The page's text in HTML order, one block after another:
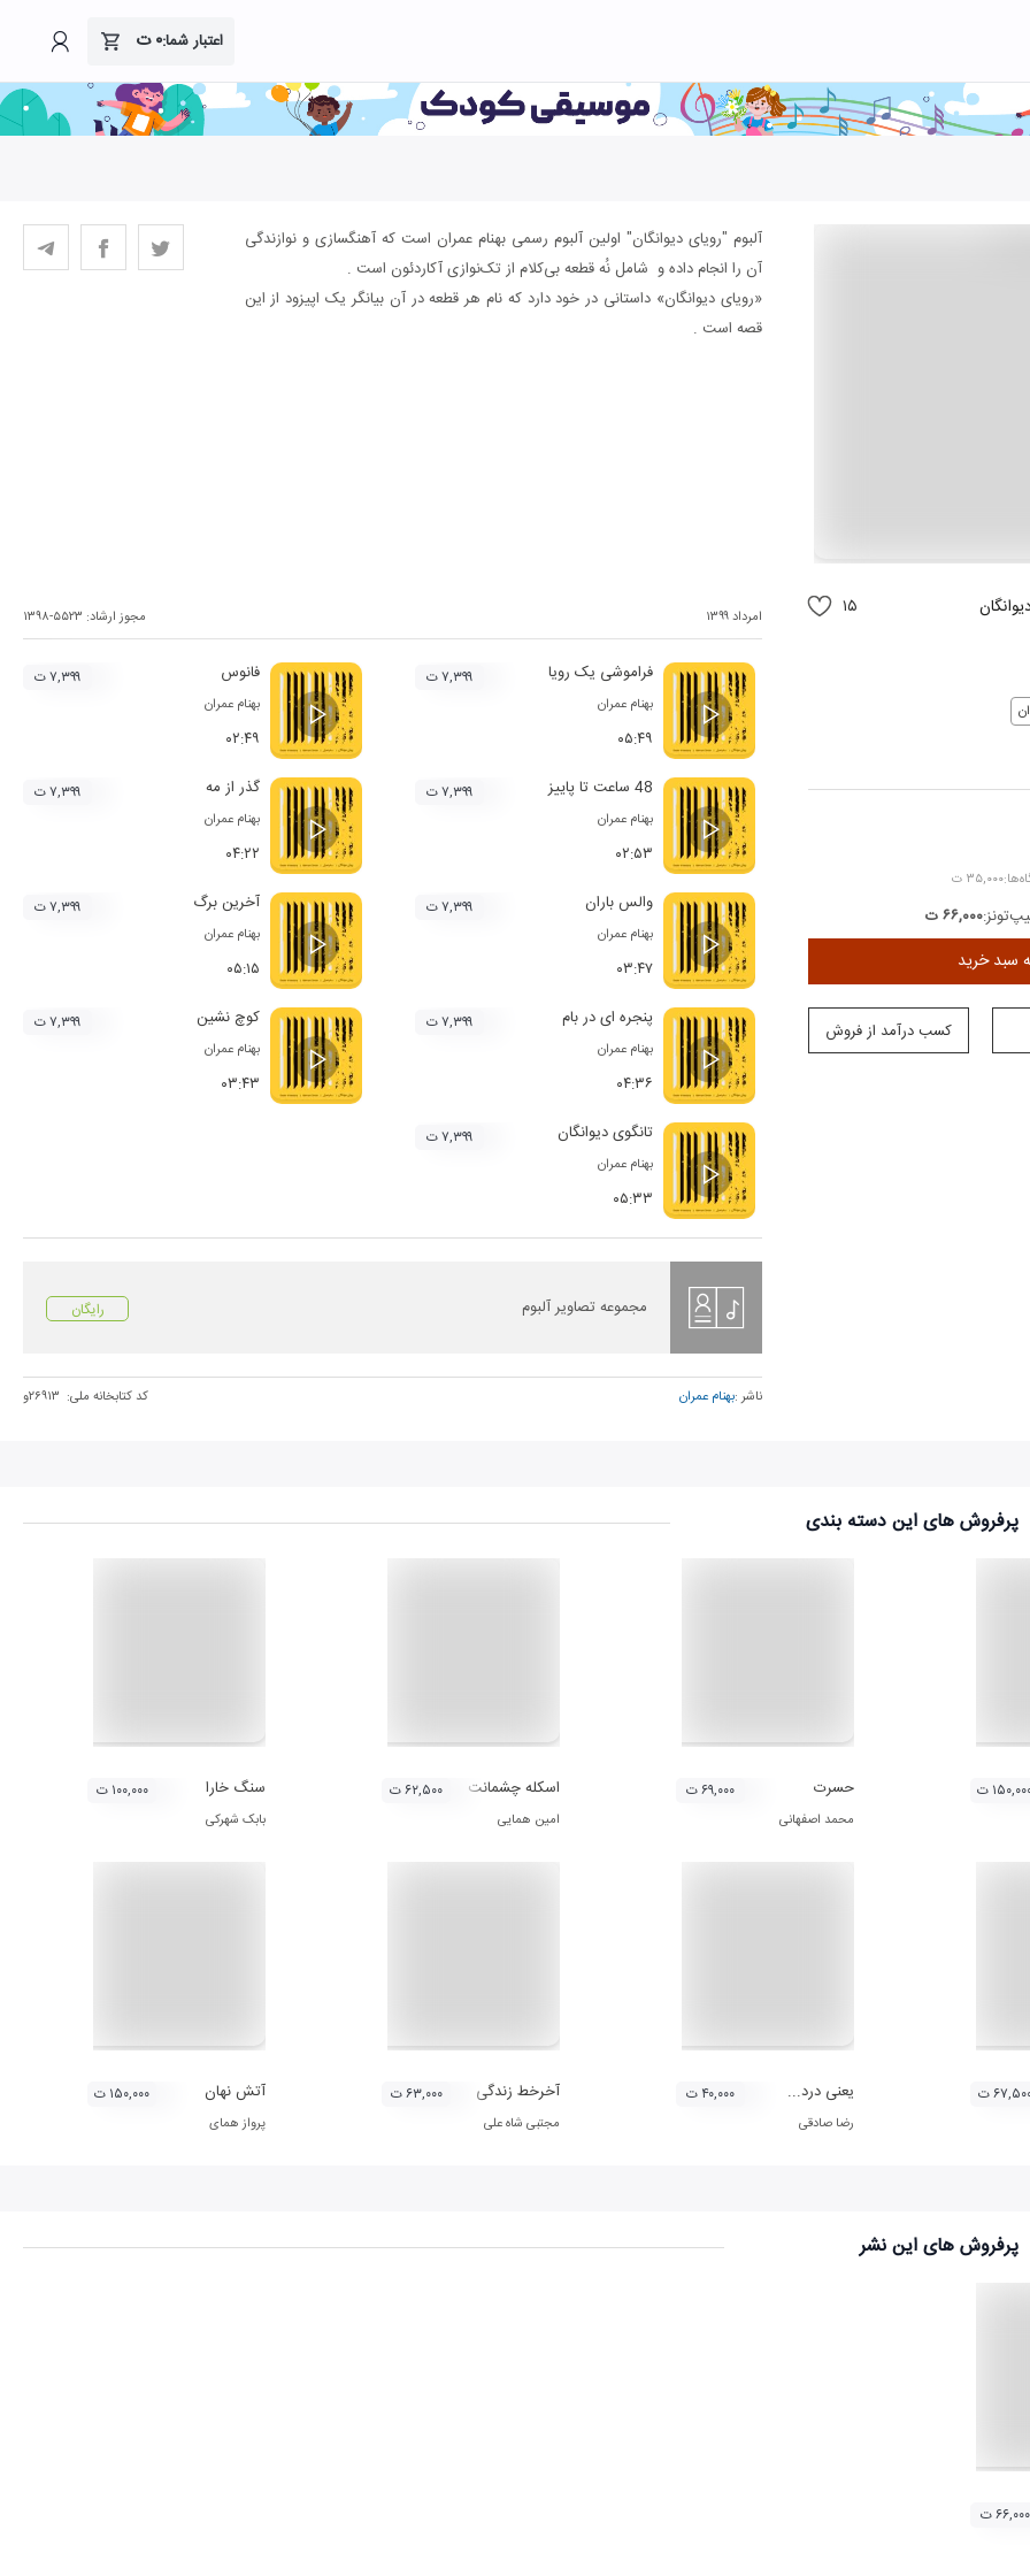
اعتبار شما:۰ت
۱۵
۳۵,۰۰۰ ت
۶۶,۰۰۰ ت
سبد خرید
کسب درآمد از فروش
آلبوم "رویای دیوانگان" اولین آلبوم رسمی بهنام عمران است که آهنگسازی و نوازندگی
آن را انجام داده و شامل نُه قطعه بی‌کلام از تک‌نوازی آکاردئون است .
«رویای دیوانگان» داستانی در خود دارد که نام هر قطعه در آن بیانگر یک اپیزود از این
قصه است .
امرداد ۱۳۹۹ مجوز ارشاد: ۱۳۹۸-۵۵۲۳
فراموشی یک رویا
بهنام عمران
۰۵:۴۹
۷,۳۹۹ ت فانوس
بهنام عمران
۰۲:۴۹
۷,۳۹۹ ت
48 ساعت تا پاییز
بهنام عمران
۰۲:۵۳
۷,۳۹۹ ت گذر از مه
بهنام عمران
۰۴:۲۲
۷,۳۹۹ ت
والس باران
بهنام عمران
۰۳:۴۷
۷,۳۹۹ ت آخرین برگ
بهنام عمران
۰۵:۱۵
۷,۳۹۹ ت
پنجره ای در بام
بهنام عمران
۰۴:۳۶
۷,۳۹۹ ت کوچ نشین
بهنام عمران
۰۳:۴۳
۷,۳۹۹ ت
تانگوی دیوانگان
بهنام عمران
۰۵:۳۳
۷,۳۹۹ ت
مجموعه تصاویر آلبوم رایگان
ناشر :بهنام عمران کد کتابخانه ملی: ۲۶۹۱۳و
پرفروش های این دسته بندی
ت حسرت
محمد اصفهانی
۶۹,۰۰۰ ت اسکله چشمانت
امین همایی
۶۲,۵۰۰ ت سنگ خارا
بابک شهرکی
۱۰۰,۰۰۰ ت
ت یعنی درد...
رضا صادقی
۴۰,۰۰۰ ت آخرخط زندگی
مجتبی شاه علی
۶۳,۰۰۰ ت آتش نهان
پرواز همای
۱۵۰,۰۰۰ ت
پرفروش های این نشر
۶۶,۰۰۰ ت